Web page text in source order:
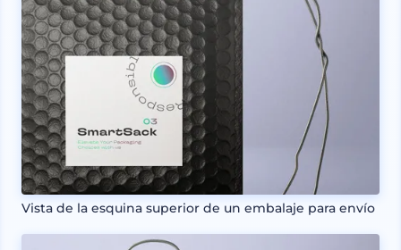
Vista de la esquina superior de un embalaje para envío